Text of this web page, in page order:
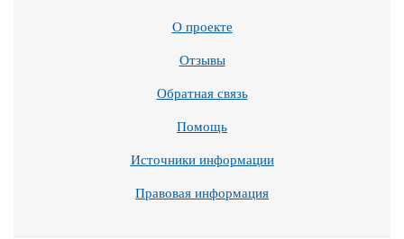
О проекте
Отзывы
Обратная связь
Помощь
Источники информации
Правовая информация